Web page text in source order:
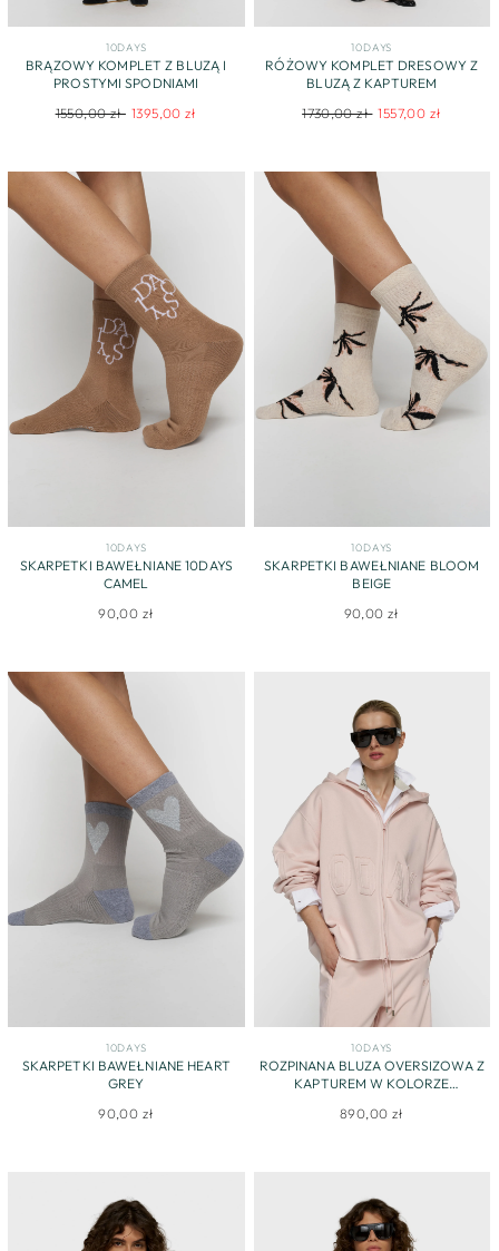
10DAYS
BRĄZOWY KOMPLET Z BLUZĄ I
PROSTYMI SPODNIAMI
Regular
1550,00 zł Sale
1395,00 zł
10DAYS
RÓŻOWY KOMPLET DRESOWY Z
BLUZĄ Z KAPTUREM
Regular
1730,00 zł Sale
1557,00 zł
10DAYS
SKARPETKI BAWEŁNIANE 10DAYS
CAMEL
90,00 zł
10DAYS
SKARPETKI BAWEŁNIANE BLOOM
BEIGE
90,00 zł
10DAYS
SKARPETKI BAWEŁNIANE HEART
GREY
90,00 zł
10DAYS
ROZPINANA BLUZA OVERSIZOWA Z
KAPTUREM W KOLORZE
890,00 zł